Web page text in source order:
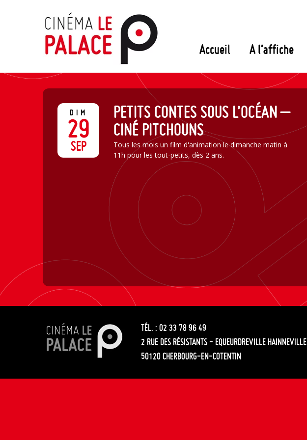
Accueil A l’affiche
DIM
29
SEP
PETITS CONTES SOUS L’OCÉAN –
CINÉ PITCHOUNS
Tous les mois un film d'animation le dimanche matin à
11h pour les tout-petits, dès 2 ans.
TÉL. : 02 33 78 96 49
2 RUE DES RÉSISTANTS - EQUEURDREVILLE HAINNEVILLE
50120 CHERBOURG-EN-COTENTIN